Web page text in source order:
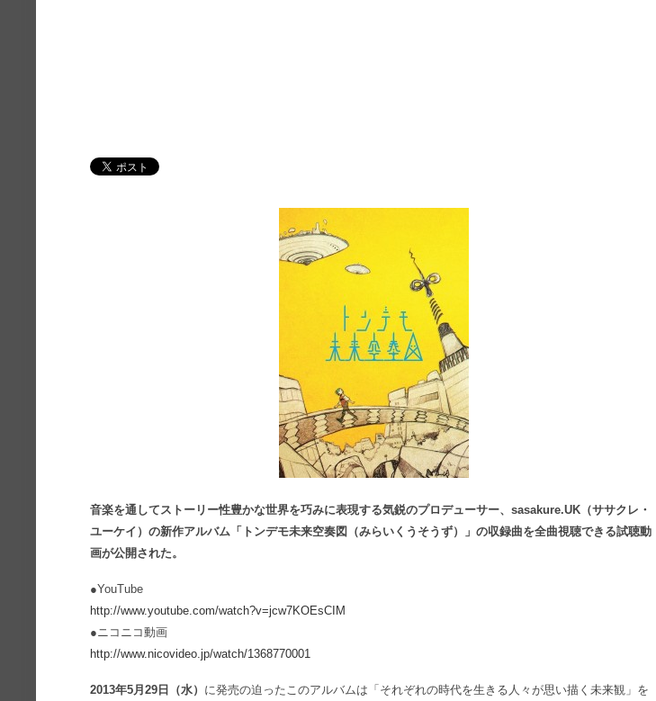
音楽を通してストーリー性豊かな世界を巧みに表現する気鋭のプロデューサー、sasakure.UK（ササクレ・
ユーケイ）の新作アルバム「トンデモ未来空奏図（みらいくうそうず）」の収録曲を全曲視聴できる試聴動
画が公開された。
●YouTube
http://www.youtube.com/watch?v=jcw7KOEsCIM
●ニコニコ動画
http://www.nicovideo.jp/watch/1368770001
2013年5月29日（水） に発売の迫ったこのアルバムは「それぞれの時代を生きる人々が思い描く未来観」を